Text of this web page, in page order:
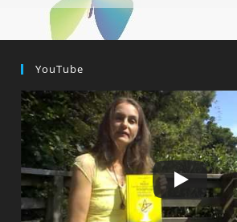
YouTube